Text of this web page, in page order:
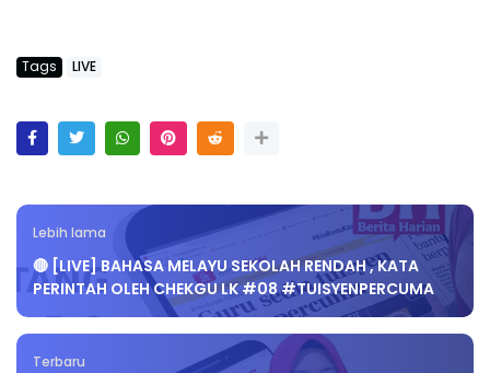
Tags LIVE
Lebih lama
🔴 [LIVE] BAHASA MELAYU SEKOLAH RENDAH , KATA
PERINTAH OLEH CHEKGU LK #08 #TUISYENPERCUMA
Terbaru